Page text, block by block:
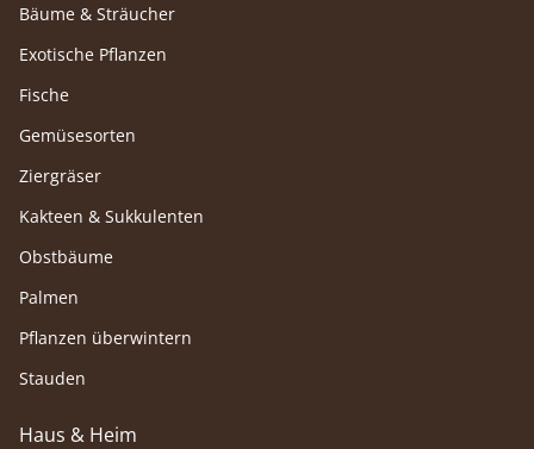
Bäume & Sträucher
Exotische Pflanzen
Fische
Gemüsesorten
Ziergräser
Kakteen & Sukkulenten
Obstbäume
Palmen
Pflanzen überwintern
Stauden
Haus & Heim